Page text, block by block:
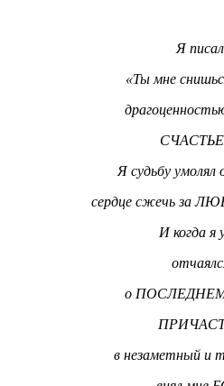
Я
«Ты мне
Я судьбу умолял
сердце сжечь за
И когда я
о ПОСЛЕДНЕМ
в незаметный и